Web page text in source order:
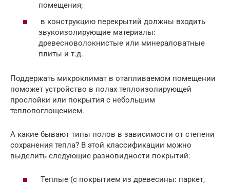
помещения;
в конструкцию перекрытий должны входить
звукоизолирующие материалы:
древесноволокнистые или минераловатные
плиты и т.д.
Поддержать микроклимат в отапливаемом помещении
поможет устройство в полах теплоизолирующей
прослойки или покрытия с небольшим
теплопоглощением.
А какие бывают типы полов в зависимости от степени
сохранения тепла? В этой классификации можно
выделить следующие разновидности покрытий:
Теплые (с покрытием из древесины: паркет,